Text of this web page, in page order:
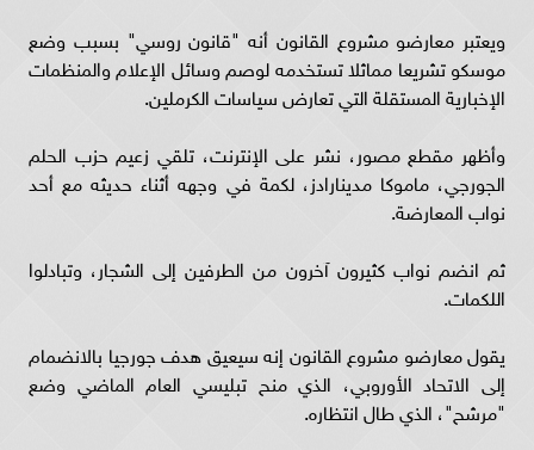
ويعتبر معارضو مشروع القانون أنه "قانون روسي" بسبب وضع
موسكو تشريعا مماثلا تستخدمه لوصم وسائل الإعلام والمنظمات
الإخبارية المستقلة التي تعارض سياسات الكرملين.
وأظهر مقطع مصور، نشر على الإنترنت، تلقي زعيم حزب الحلم
الجورجي، ماموكا مدينارادز، لكمة في وجهه أثناء حديثه مع أحد
نواب المعارضة.
ثم انضم نواب كثيرون آخرون من الطرفين إلى الشجار، وتبادلوا
اللكمات.
يقول معارضو مشروع القانون إنه سيعيق هدف جورجيا بالانضمام
إلى الاتحاد الأوروبي، الذي منح تبليسي العام الماضي وضع
"مرشح"، الذي طال انتظاره.